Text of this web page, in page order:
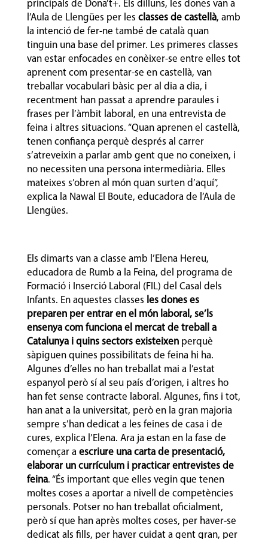
principals de Dona’t+. Els dilluns, les dones van a
l’Aula de Llengües per les classes de castellà, amb
la intenció de fer-ne també de català quan
tinguin una base del primer. Les primeres classes
van estar enfocades en conèixer-se entre elles tot
aprenent com presentar-se en castellà, van
treballar vocabulari bàsic per al dia a dia, i
recentment han passat a aprendre paraules i
frases per l’àmbit laboral, en una entrevista de
feina i altres situacions. “Quan aprenen el castellà,
tenen confiança perquè després al carrer
s’atreveixin a parlar amb gent que no coneixen, i
no necessiten una persona intermediària. Elles
mateixes s’obren al món quan surten d’aquí”,
explica la Nawal El Boute, educadora de l’Aula de
Llengües.
Els dimarts van a classe amb l’Elena Hereu,
educadora de Rumb a la Feina, del programa de
Formació i Inserció Laboral (FIL) del Casal dels
Infants. En aquestes classes les dones es
preparen per entrar en el món laboral, se’ls
ensenya com funciona el mercat de treball a
Catalunya i quins sectors existeixen perquè
sàpiguen quines possibilitats de feina hi ha.
Algunes d’elles no han treballat mai a l’estat
espanyol però sí al seu país d’origen, i altres ho
han fet sense contracte laboral. Algunes, fins i tot,
han anat a la universitat, però en la gran majoria
sempre s’han dedicat a les feines de casa i de
cures, explica l’Elena. Ara ja estan en la fase de
començar a escriure una carta de presentació,
elaborar un currículum i practicar entrevistes de
feina. “És important que elles vegin que tenen
moltes coses a aportar a nivell de competències
personals. Potser no han treballat oficialment,
però sí que han après moltes coses, per haver-se
dedicat als fills, per haver cuidat a gent gran, per